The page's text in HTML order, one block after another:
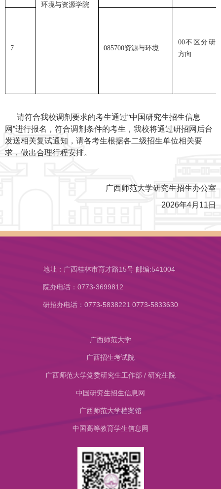
环境与资源学院
7 085700资源与环境
00不区分研
方向
请符合我校调剂要求的考生通过“中国研究生招生信息
网”进行报名，符合调剂条件的考生，我校将通过研招网后台
发送相关复试通知，请各考生根据各二级招生单位相关要
求，做出合理行程安排。
广西师范大学研究生招生办公室
2026年4月11日
地址：广西桂林市育才路15号 邮编:541004
院办电话：0773-3699812
研招办电话：0773-5838221 0773-5833630
广西师范大学
广西招生考试院
广西师范大学党委研究生工作部 / 研究生院
中国研究生招生信息网
​广西师范大学档案馆
中国高等教育学生信息网